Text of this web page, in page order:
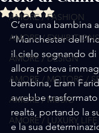
AMORE / FASHION
AMORE / EXHIBITIONS
AMORE / DESIGN
AMORE / MOTORS /
AMORE / MUSIC
AMORE / LUXURY LIFE
Valutazione NaN
C’era una bambina
“Manchester
il cielo sognando di
allora poteva
bambina, Eram
avrebbe
realtà, portando la
e la sua